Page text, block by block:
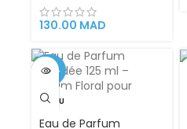
500 ml
130.00 MAD
-40%
VENDU
Eau de Parfum